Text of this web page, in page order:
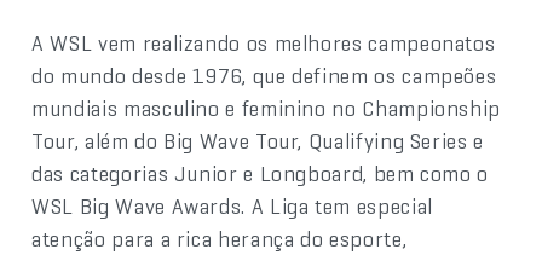
A WSL vem realizando os melhores campeonatos
do mundo desde 1976, que definem os campeões
mundiais masculino e feminino no Championship
Tour, além do Big Wave Tour, Qualifying Series e
das categorias Junior e Longboard, bem como o
WSL Big Wave Awards. A Liga tem especial
atenção para a rica herança do esporte,